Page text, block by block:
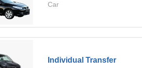
Car
Individual Transfer